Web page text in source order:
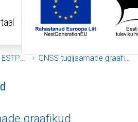
ESTPOS GNSS tugijaamade graafikud
graafikud